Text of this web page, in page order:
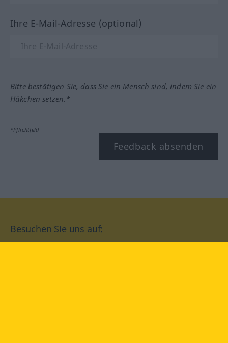
Ihre E-Mail-Adresse (optional)
Bitte bestätigen Sie, dass Sie ein Mensch sind, indem Sie ein
Häkchen setzen.*
*Pflichtfeld
Feedback absenden
Besuchen Sie uns auf: